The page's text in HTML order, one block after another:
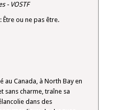
- VOSTF
Être ou ne pas être.
au Canada, à North Bay en
sans charme, traîne sa
dans des